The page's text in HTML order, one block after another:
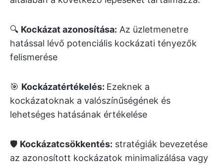
🔍 Kockázat azonosítása: Az üzletmenetre
hatással lévő potenciális kockázati tényezők
felismerése
🎯 Kockázatértékelés: Ezeknek a
kockázatoknak a valószínűségének és
lehetséges hatásának értékelése
🛡️ Kockázatcsökkentés: stratégiák bevezetése
az azonosított kockázatok minimalizálása vagy